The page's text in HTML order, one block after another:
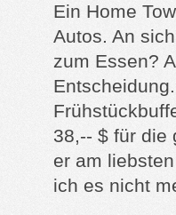
Ein Home
Autos. An
zum Essen?
38,-- $ für die
er am
ich es nicht